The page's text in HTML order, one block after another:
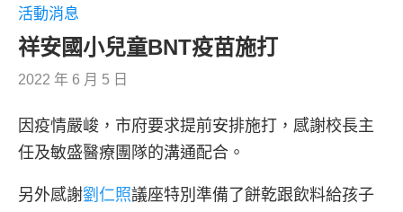
活動消息
祥安國小兒童BNT疫苗施打
2022 年 6 月 5 日
因疫情嚴峻，市府要求提前安排施打，感謝校長主
任及敏盛醫療團隊的溝通配合。
另外感謝劉仁照議座特別準備了餅乾跟飲料給孩子